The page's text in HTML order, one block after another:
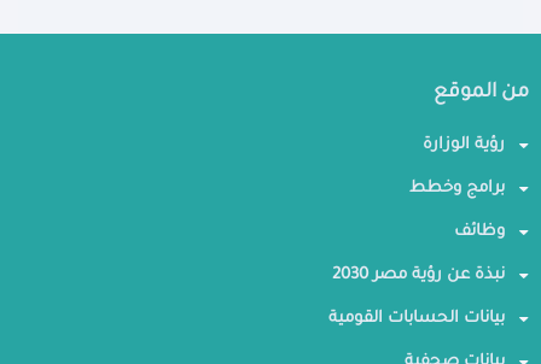
من الموقع
رؤية الوزارة
برامج وخطط
وظائف
نبذة عن رؤية مصر 2030
بيانات الحسابات القومية